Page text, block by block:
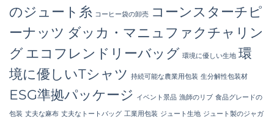
のジュート糸 コーヒー袋の卸売 コーンスターチピ
ーナッツ ダッカ・マニュファクチャリン
グエコフレンドリーバッグ 環境に優しい生地 環
境に優しいTシャツ 持続可能な農業用包装 生分解性包装材
ESG準拠パッケージ イベント景品 漁師のリブ 食品グレードの
包装 丈夫な麻布 丈夫なトートバッグ 工業用包装 ジュート生地 ジュート製のジャガ